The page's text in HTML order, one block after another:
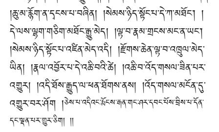
།ཆུ་མ་རྙོག་ན་དྭངས་པ་བཞིན། །སེམས་ཉིད་སྟོང་པ་དེ་ཀ་མཐོང་། །
དེ་ལས་ལྷག་གཅིག་མཐོང་རྒྱུ་མེད། །ལྟ་བ་རྣམ་གྲངས་མང་ན་ཡང་།
།སེམས་ཉིད་སྟོང་པ་འཛིན་མེད་འདི། །རྫོགས་ཆེན་ལྟ་བ་འཁྲུལ་མེད་
ཡིན། །རྣལ་འབྱོར་པ་དེ་འཆི་བའི་ཚེ། །འཆི་བ་འོད་གསལ་ཟིན་པར་
འགྱུར། །འདི་ཐོས་རྒྱུད་ལ་ཕན་ཐོགས་ནས། །འོད་གསལ་མངོན་དུ་
འགྱུར་བར་ཤོག །ཅེས་པ་འདིའང་རྨོངས་རྒན་གང་ཤར་དབང་པོས་བྲིས་པ་དོན་
དང་ལྡན་པར་གྱུར་ཅིག། །།